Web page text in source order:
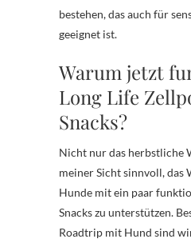
bestehen, das auch für
geeignet ist.
Warum jetzt
Long Life
Snacks?
Nicht nur das herbstliche
meiner Sicht sinnvoll, das
Hunde mit ein paar
Snacks zu unterstützen.
Roadtrip mit Hund sind